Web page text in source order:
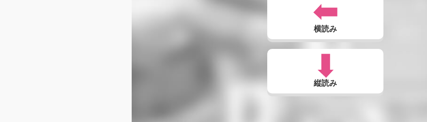
横読み
縦読み